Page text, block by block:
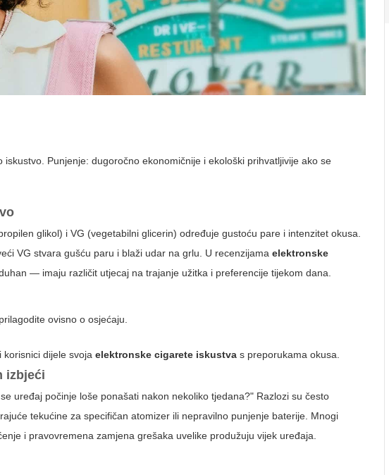
Punjenje: dugoročno ekonomičnije i ekološki prihvatljivije ako se
glikol) i VG (vegetabilni glicerin) određuje gustoću pare i intenzitet okusa.
VG stvara gušću paru i blaži udar na grlu. U recenzijamaelektronske
— imaju različit utjecaj na trajanje užitka i preferencije tijekom dana.
ovisno o osjećaju.
korisnici dijele svojaelektronske cigarete iskustva s preporukama okusa.
izbjeći
uređaj počinje loše ponašati nakon nekoliko tjedana?" Razlozi su često
tekućine za specifičan atomizer ili nepravilno punjenje baterije. Mnogi
i pravovremena zamjena grešaka uvelike produžuju vijek uređaja.